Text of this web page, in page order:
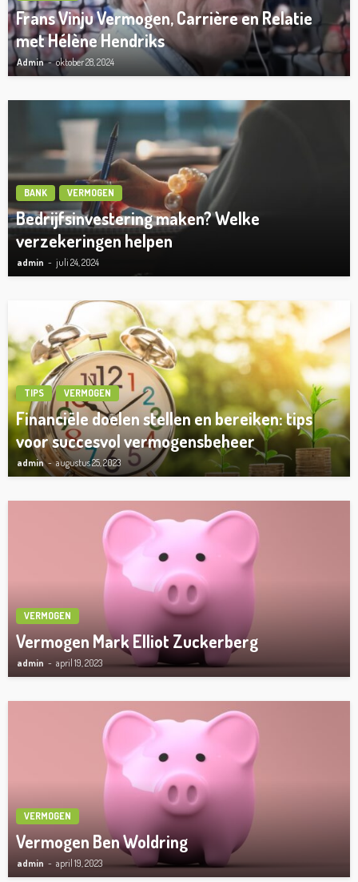
Frans Vinju Vermogen, Carrière en Relatie
met Hélène Hendriks
Admin oktober 28, 2024
BANK VERMOGEN
Bedrijfsinvestering maken? Welke
verzekeringen helpen
admin juli 24, 2024
TIPS VERMOGEN
Financiële doelen stellen en bereiken: tips
voor succesvol vermogensbeheer
admin augustus 25, 2023
VERMOGEN
Vermogen Mark Elliot Zuckerberg
admin april 19, 2023
VERMOGEN
Vermogen Ben Woldring
admin april 19, 2023